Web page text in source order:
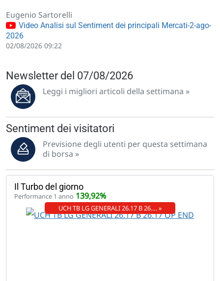
Eugenio Sartorelli
Video Analisi sul Sentiment dei principali Mercati-2-ago-
2026
02/08/2026 09:22
Newsletter del 07/08/2026
Leggi i migliori articoli della settimana »
Sentiment dei visitatori
Previsione degli utenti per questa settimana
di borsa »
Il Turbo del giorno
Performance 1 anno 139,92%
UCH TB LG GENERALI 26.17 B 26.… »